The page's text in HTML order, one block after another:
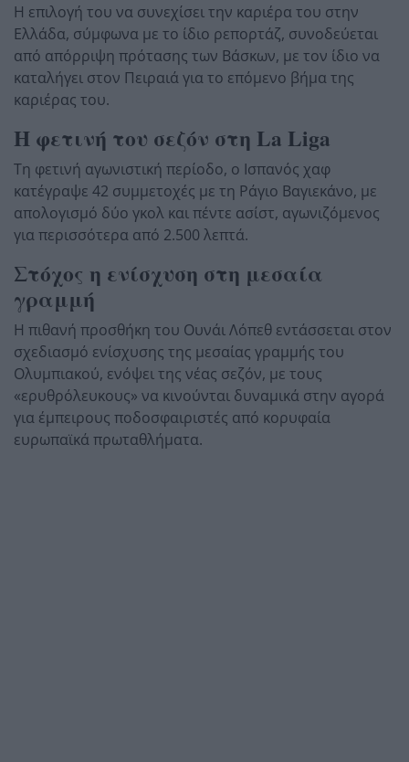
Η επιλογή του να συνεχίσει την καριέρα του στην
Ελλάδα, σύμφωνα με το ίδιο ρεπορτάζ, συνοδεύεται
από απόρριψη πρότασης των Βάσκων, με τον ίδιο να
καταλήγει στον Πειραιά για το επόμενο βήμα της
καριέρας του.
Η φετινή του σεζόν στη La Liga
Τη φετινή αγωνιστική περίοδο, ο Ισπανός χαφ
κατέγραψε 42 συμμετοχές με τη Ράγιο Βαγιεκάνο, με
απολογισμό δύο γκολ και πέντε ασίστ, αγωνιζόμενος
για περισσότερα από 2.500 λεπτά.
Στόχος η ενίσχυση στη μεσαία
γραμμή
Η πιθανή προσθήκη του Ουνάι Λόπεθ εντάσσεται στον
σχεδιασμό ενίσχυσης της μεσαίας γραμμής του
Ολυμπιακού, ενόψει της νέας σεζόν, με τους
«ερυθρόλευκους» να κινούνται δυναμικά στην αγορά
για έμπειρους ποδοσφαιριστές από κορυφαία
ευρωπαϊκά πρωταθλήματα.